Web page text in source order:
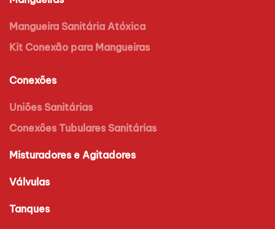
Mangueira Sanitária Atóxica
Kit Conexão para Mangueiras
Conexões
Uniões Sanitárias
Conexões Tubulares Sanitárias
Misturadores e Agitadores
Válvulas
Tanques